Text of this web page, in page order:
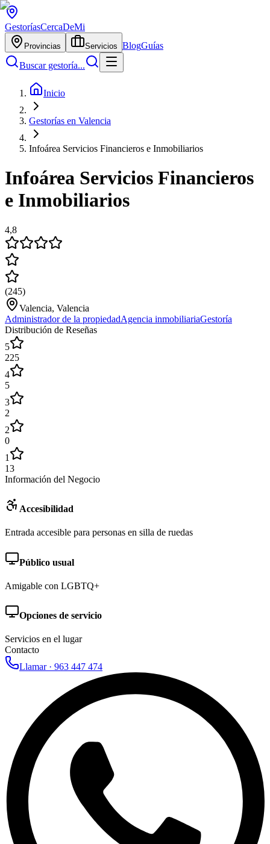
GestoríasCercaDeMi
Provincias Servicios BlogGuías
Buscar gestoría...
Inicio
Gestorías en Valencia
Infoárea Servicios Financieros e Inmobiliarios
Infoárea Servicios Financieros
e Inmobiliarios
4,8
(245)
Valencia, Valencia
Administrador de la propiedadAgencia inmobiliariaGestoría
Distribución de Reseñas
5
225
4
5
3
2
2
0
1
13
Información del Negocio
Accesibilidad
Entrada accesible para personas en silla de ruedas
Público usual
Amigable con LGBTQ+
Opciones de servicio
Servicios en el lugar
Contacto
Llamar · 963 447 474